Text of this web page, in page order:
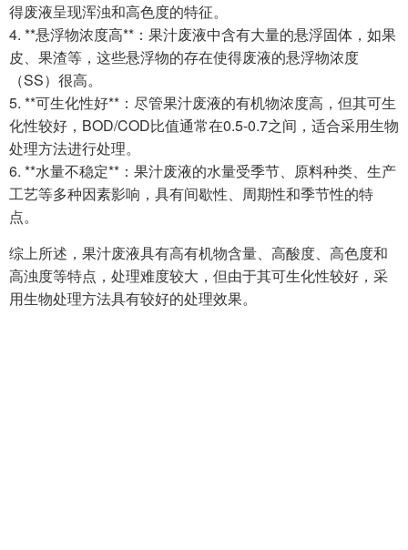
得废液呈现浑浊和高色度的特征。
4. **悬浮物浓度高**：果汁废液中含有大量的悬浮固体，如果
皮、果渣等，这些悬浮物的存在使得废液的悬浮物浓度
（SS）很高。
5. **可生化性好**：尽管果汁废液的有机物浓度高，但其可生
化性较好，BOD/COD比值通常在0.5-0.7之间，适合采用生物
处理方法进行处理。
6. **水量不稳定**：果汁废液的水量受季节、原料种类、生产
工艺等多种因素影响，具有间歇性、周期性和季节性的特
点。
综上所述，果汁废液具有高有机物含量、高酸度、高色度和
高浊度等特点，处理难度较大，但由于其可生化性较好，采
用生物处理方法具有较好的处理效果。